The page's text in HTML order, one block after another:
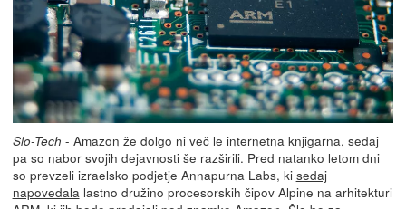
Slo-Tech - Amazon že dolgo ni več le internetna knjigarna, sedaj
pa so nabor svojih dejavnosti še razširili. Pred natanko letom dni
so prevzeli izraelsko podjetje Annapurna Labs, ki sedaj
napovedala lastno družino procesorskih čipov Alpine na arhitekturi